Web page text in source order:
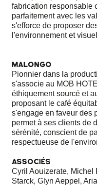
fabrication responsable
parfaitement avec les
s'efforce de proposer
l'environnement et
MALONGO
Pionnier dans la
s'associe au MOB
éthiquement sourcé et
proposant le café
s'engage en faveur des
permet à ses clients de
sérénité, conscient de
respectueuse de
ASSOCIÉS
Cyril Aouizerate, Michel
Starck, Glyn Aeppel,